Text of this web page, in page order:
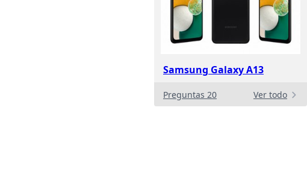
Samsung Galaxy A13
Preguntas 20 Ver todo